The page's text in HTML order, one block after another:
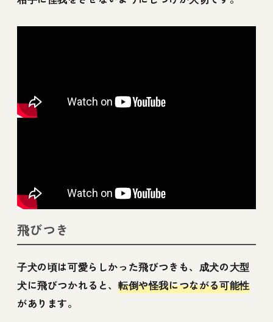
飛びつき
子犬の頃は可愛らしかった飛びつきも、成犬の大型
犬に飛びつかれると、 転倒や怪我につながる可能性
があります。